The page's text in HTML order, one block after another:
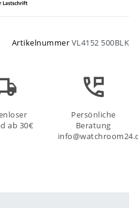
Artikelnummer VL4152 500BLK
ab 30€
Persönliche
Beratung